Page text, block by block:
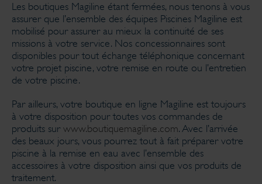
Les boutiques Magiline étant fermées, nous tenons à vous
assurer que l’ensemble des équipes Piscines Magiline est
mobilisé pour assurer au mieux la continuité de ses
missions à votre service. Nos concessionnaires sont
disponibles pour tout échange téléphonique concernant
votre projet piscine, votre remise en route ou l’entretien
de votre piscine.
Par ailleurs, votre boutique en ligne Magiline est toujours
à votre disposition pour toutes vos commandes de
produits sur www.boutiquemagiline.com. Avec l’arrivée
des beaux jours, vous pourrez tout à fait préparer votre
piscine à la remise en eau avec l’ensemble des
accessoires à votre disposition ainsi que vos produits de
traitement.